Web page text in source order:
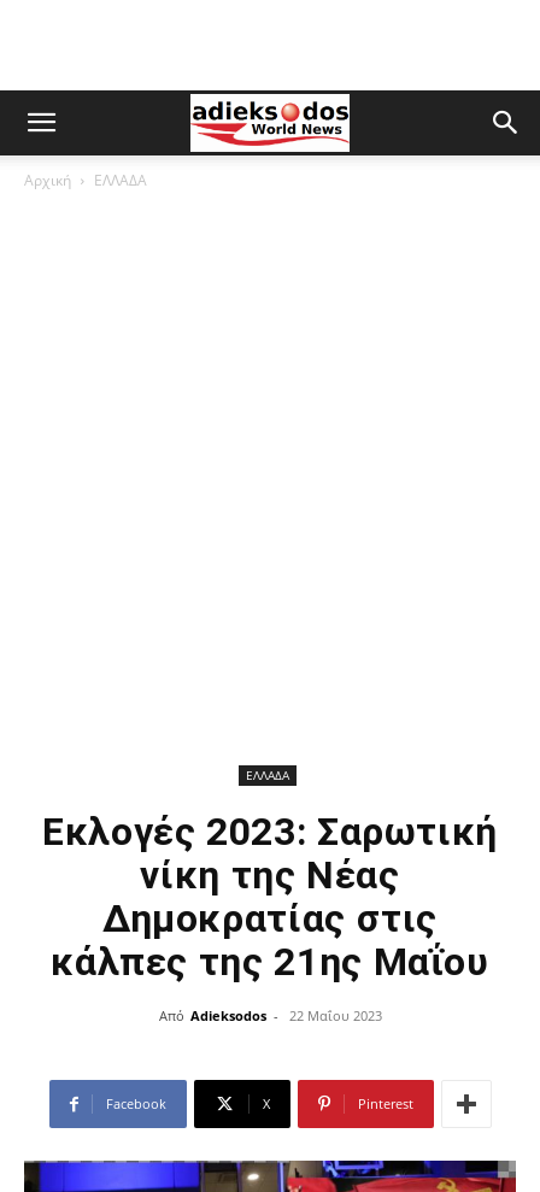
Αρχική ΕΛΛΑΔΑ
ΕΛΛΑΔΑ
Εκλογές 2023: Σαρωτική
νίκη της Νέας
Δημοκρατίας στις
κάλπες της 21ης Μαΐου
Από Adieksodos - 22 Μαΐου 2023
Facebook X Pinterest